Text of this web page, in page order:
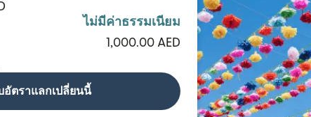
ไม่มีค่าธรรมเนียม
1,000.00 AED
อัตราแลกเปลี่ยนนี้